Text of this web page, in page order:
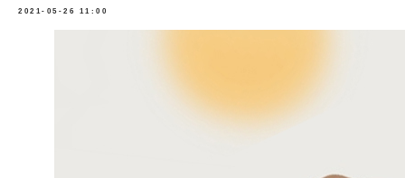
2021-05-26 11:00